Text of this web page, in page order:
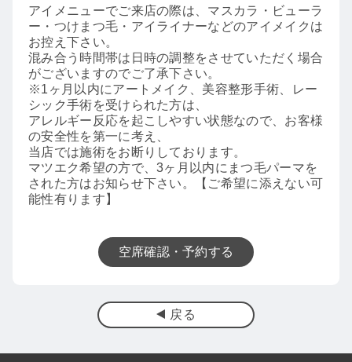
アイメニューでご来店の際は、マスカラ・ビューラ
ー・つけまつ毛・アイライナーなどのアイメイクは
お控え下さい。
混み合う時間帯は日時の調整をさせていただく場合
がございますのでご了承下さい。
※1ヶ月以内にアートメイク、美容整形手術、レー
シック手術を受けられた方は、
アレルギー反応を起こしやすい状態なので、お客様
の安全性を第一に考え、
当店では施術をお断りしております。
マツエク希望の方で、3ヶ月以内にまつ毛パーマを
された方はお知らせ下さい。【ご希望に添えない可
能性有ります】
空席確認・予約する
戻る